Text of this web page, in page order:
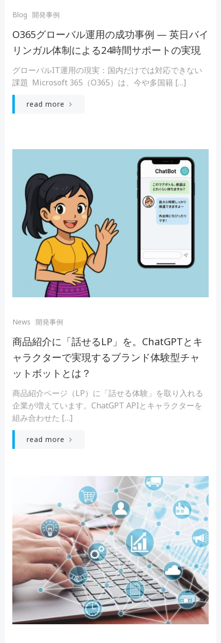
Blog 開発事例
O365グローバル運用の成功事例 — 英日バイ
リンガル体制による24時間サポートの実現
グローバルIT運用の現実：国内だけでは対応できない
課題 Microsoft 365（O365）は、今や多国籍 […]
read more
News 開発事例
商品紹介に「話せるLP」を。ChatGPTとキ
ャラクターで実現するブランド体験型チャ
ットボットとは？
商品紹介ページ（LP）に「話せる体験」を取り入れる
企業が増えています。ChatGPT APIとキャラクターを
組み合わせた […]
read more